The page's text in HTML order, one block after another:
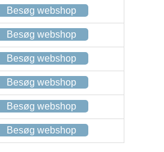
Besøg webshop
Besøg webshop
Besøg webshop
Besøg webshop
Besøg webshop
Besøg webshop